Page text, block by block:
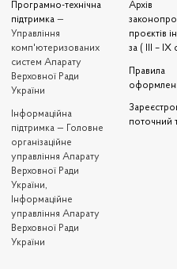
Програмно-технічна
підтримка —
Управління
комп'ютеризованих
систем Апарату
Верховної Ради
України
Iнформаційна
підтримка — Головне
організаційне
управління Апарату
Верховної Ради
України,
Інформаційне
управління Апарату
Верховної Ради
України
Архів
проєктів
за ( III – IX
Правила
поточний